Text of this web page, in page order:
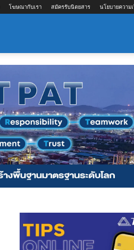
โฆษณากับเรา สมัครรับนิตยสาร นโยบายความ